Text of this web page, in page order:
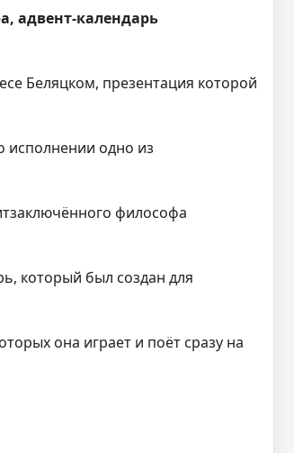
адвент-календарь
Беляцком, презентация которой
исполнении одно из
философа
который был создан для
она играет и поёт сразу на